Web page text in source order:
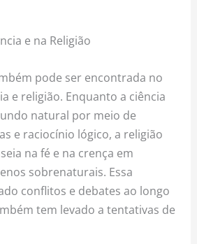
e na Religião
pode ser encontrada no
e religião. Enquanto a ciência
natural por meio de
e raciocínio lógico, a religião
na fé e na crença em
sobrenaturais. Essa
conflitos e debates ao longo
tem levado a tentativas de